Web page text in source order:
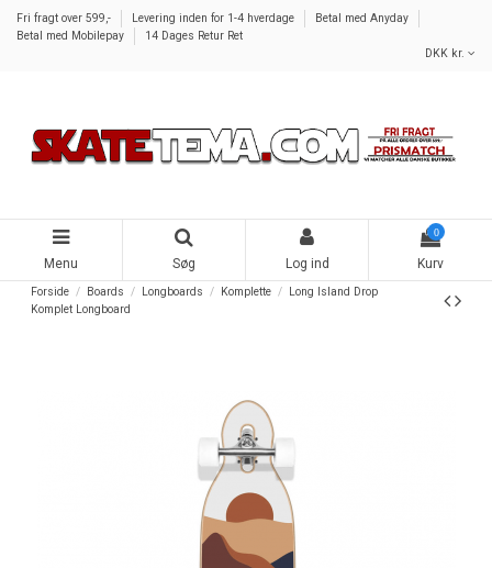
Fri fragt over 599,- Levering inden for 1-4 hverdage
Betal med Anyday
Betal med Mobilepay
14 Dages Retur Ret
DKK kr.
Menu Søg Log ind
0
Kurv
Forside Boards Longboards Komplette
Long Island Drop
Komplet Longboard